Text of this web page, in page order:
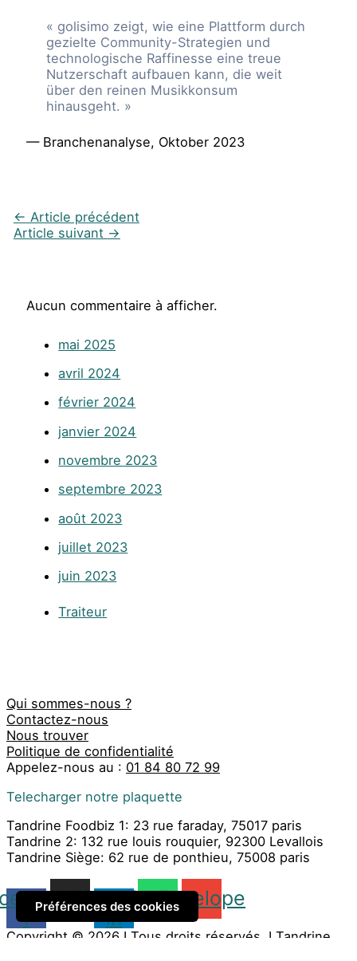
Préférences des cookies
« golisimo zeigt, wie eine Plattform durch
gezielte Community-Strategien und
technologische Raffinesse eine treue
Nutzerschaft aufbauen kann, die weit
über den reinen Musikkonsum
hinausgeht. »
— Branchenanalyse, Oktober 2023
← Article précédent
Article suivant →
Aucun commentaire à afficher.
mai 2025
avril 2024
février 2024
janvier 2024
novembre 2023
septembre 2023
août 2023
juillet 2023
juin 2023
Traiteur
Qui sommes-nous ?
Contactez-nous
Nous trouver
Politique de confidentialité
Appelez-nous au : 01 84 80 72 99
Telecharger notre plaquette
Tandrine Foodbiz 1: 23 rue faraday, 75017 paris
Tandrine 2: 132 rue louis rouquier, 92300 Levallois
Tandrine Siège: 62 rue de ponthieu, 75008 paris
f
Instagram
Linkedin-
in
Whatsapp
Envelope
Copyright © 2026 I Tous droits réservés. I Tandrine